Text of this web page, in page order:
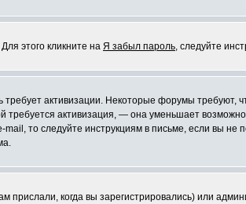
этого кликните на Я забыл пароль, следуйте
активизации. Некоторые форумы требуют,
требуется активизация, — она уменьшает
то следуйте инструкциям в письме, если вы
когда вы зарегистрировались) или